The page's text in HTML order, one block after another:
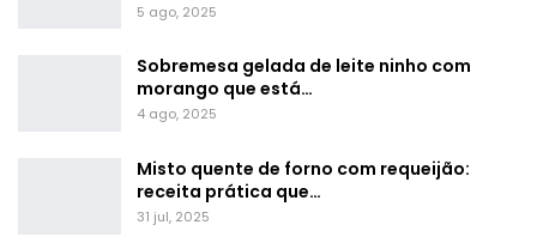
5 ago, 2025
Sobremesa gelada de leite ninho com
morango que está…
4 ago, 2025
Misto quente de forno com requeijão:
receita prática que…
31 jul, 2025